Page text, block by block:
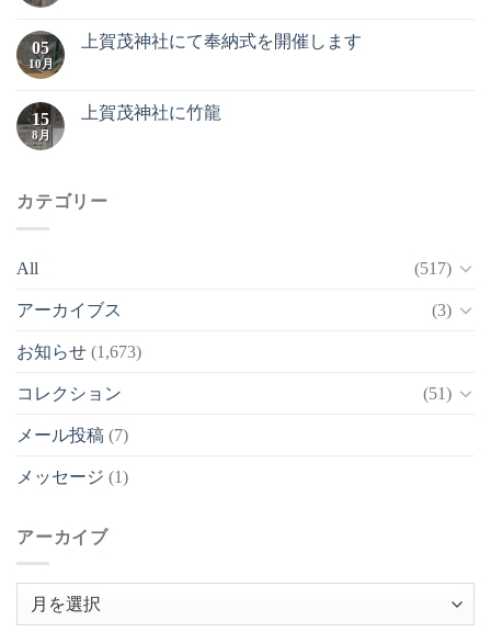
05
10月
上賀茂神社にて奉納式を開催します
15
8月
上賀茂神社に竹龍
カテゴリー
All (517)
アーカイブス (3)
お知らせ (1,673)
コレクション (51)
メール投稿 (7)
メッセージ (1)
アーカイブ